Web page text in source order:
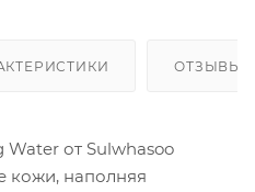
ОТЗЫВЫ
от Sulwhasoo
кожи, наполняя